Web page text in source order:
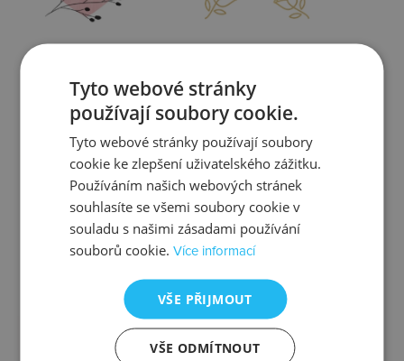
Kontrola Výměna
Tyto webové stránky
používají soubory cookie.
Tyto webové stránky používají soubory
cookie ke zlepšení uživatelského zážitku.
Používáním našich webových stránek
souhlasíte se všemi soubory cookie v
souladu s našimi zásadami používání
souborů cookie.Více informací
VŠE PŘIJMOUT
VŠE ODMÍTNOUT